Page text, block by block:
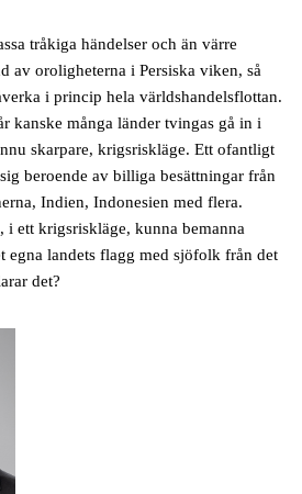
tråkiga händelser och än värre
av oroligheterna i Persiska viken, så
i princip hela världshandelsflottan.
kanske många länder tvingas gå in i
skarpare, krigsriskläge. Ett ofantligt
beroende av billiga besättningar från
Indien, Indonesien med flera.
i ett krigsriskläge, kunna bemanna
egna landets flagg med sjöfolk från det
det?